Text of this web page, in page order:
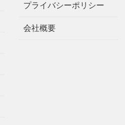
プライバシーポリシー
会社概要